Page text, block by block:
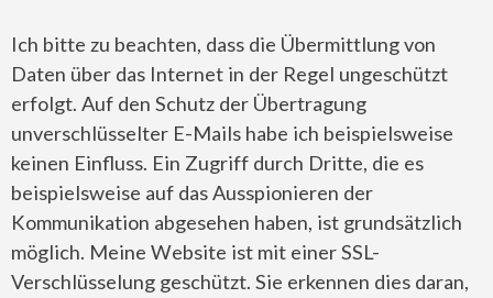
Ich bitte zu beachten, dass die Übermittlung von
Daten über das Internet in der Regel ungeschützt
erfolgt. Auf den Schutz der Übertragung
unverschlüsselter E-Mails habe ich beispielsweise
keinen Einfluss. Ein Zugriff durch Dritte, die es
beispielsweise auf das Ausspionieren der
Kommunikation abgesehen haben, ist grundsätzlich
möglich. Meine Website ist mit einer SSL-
Verschlüsselung geschützt. Sie erkennen dies daran,